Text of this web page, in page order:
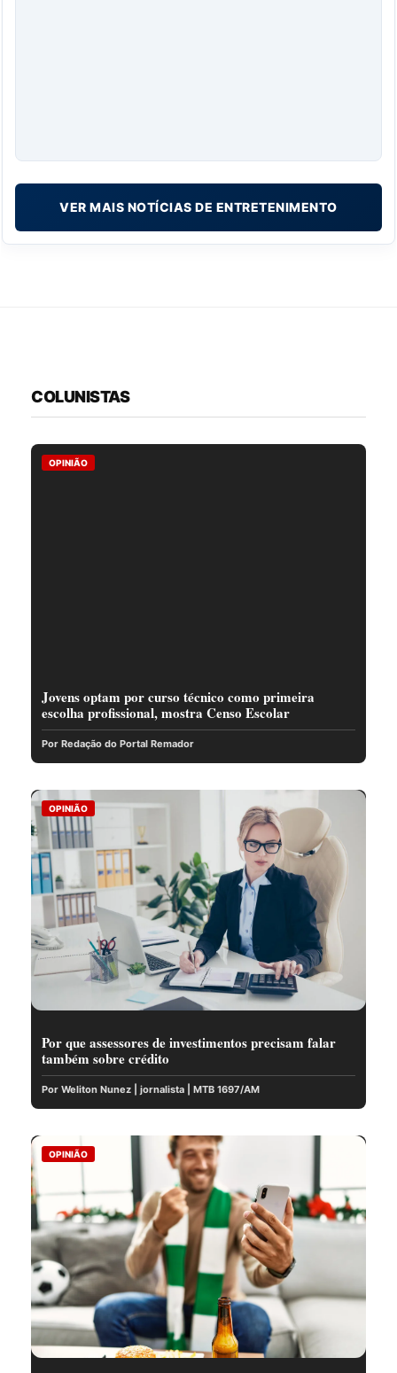
VER MAIS NOTÍCIAS DE ENTRETENIMENTO
COLUNISTAS
OPINIÃO
Jovens optam por curso técnico como primeira
escolha profissional, mostra Censo Escolar
Por Redação do Portal Remador
OPINIÃO
Por que assessores de investimentos precisam falar
também sobre crédito
Por Weliton Nunez | jornalista | MTB 1697/AM
OPINIÃO